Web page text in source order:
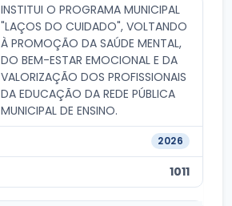
INSTITUI O PROGRAMA MUNICIPAL
"LAÇOS DO CUIDADO", VOLTANDO
À PROMOÇÃO DA SAÚDE MENTAL,
DO BEM-ESTAR EMOCIONAL E DA
VALORIZAÇÃO DOS PROFISSIONAIS
DA EDUCAÇÃO DA REDE PÚBLICA
MUNICIPAL DE ENSINO.
2026
1011